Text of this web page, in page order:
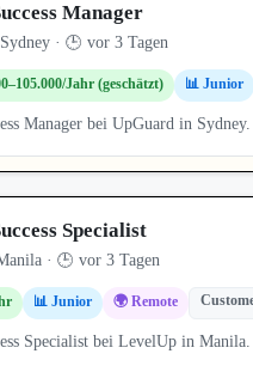
Manager
· 🕒 vor 3 Tagen
Jahr (geschätzt) 📊 Junior
Manager bei UpGuard in
Specialist
· 🕒 vor 3 Tagen
📊 Junior 🌍 Remote
Specialist bei LevelUp in